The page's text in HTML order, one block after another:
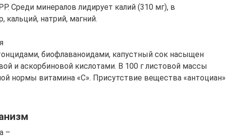
Среди минералов лидирует калий (310 мг), в
кальций, натрий, магний.
биофлаваноидами, капустный сок насыщен
и аскорбиновой кислотами. В 100 г листовой массы
нормы витамина «С». Присутствие вещества «антоциан»
–